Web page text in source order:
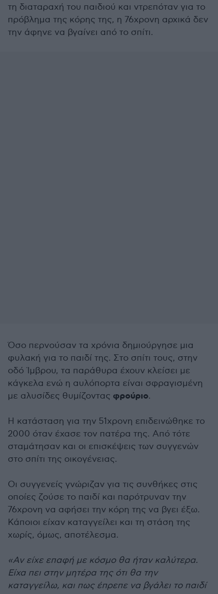
τη διαταραχή του παιδιού και ντρεπόταν για το
πρόβλημα της κόρης της, η 76χρονη αρχικά δεν
την άφηνε να βγαίνει από το σπίτι.
Όσο περνούσαν τα χρόνια δημιούργησε μια
φυλακή για το παιδί της. Στο σπίτι τους, στην
οδό Ίμβρου, τα παράθυρα έχουν κλείσει με
κάγκελα ενώ η αυλόπορτα είναι σφραγισμένη
με αλυσίδες θυμίζοντας φρούριο.
Η κατάσταση για την 51χρονη επιδεινώθηκε το
2000 όταν έχασε τον πατέρα της. Από τότε
σταμάτησαν και οι επισκέψεις των συγγενών
στο σπίτι της οικογένειας.
Οι συγγενείς γνώριζαν για τις συνθήκες στις
οποίες ζούσε το παιδί και παρότρυναν την
76χρονη να αφήσει την κόρη της να βγει έξω.
Κάποιοι είχαν καταγγείλει και τη στάση της
χωρίς, όμως, αποτέλεσμα.
«Αν είχε επαφή με κόσμο θα ήταν καλύτερα.
Είχα πει στην μητέρα της ότι θα την
καταγγείλω, και πως έπρεπε να βγάλει το παιδί